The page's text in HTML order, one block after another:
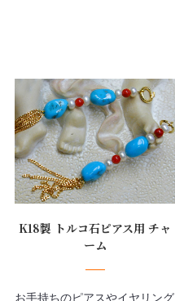
K18製 トルコ石ピアス用 チャ
ーム
お手持ちのピアスやイヤリング